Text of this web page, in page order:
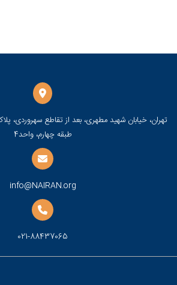
طبقه چهارم، واحد4
info@NAIRAN.org
021-88437065